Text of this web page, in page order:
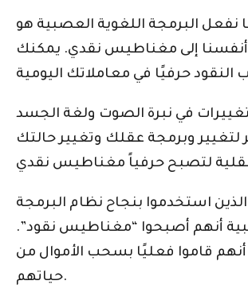
نفعل البرمجة اللغوية العصبية هو
أنفسنا إلى مغناطيس نقدي. يمكنك
في نبرة الصوت ولغة الجسد
لتغيير وبرمجة عقلك وتغيير حالتك
استخدموا بنجاح نظام البرمجة
أنهم أصبحوا “مغناطيس نقود”.
قاموا فعليًا بسحب الأموال من
حياتهم.